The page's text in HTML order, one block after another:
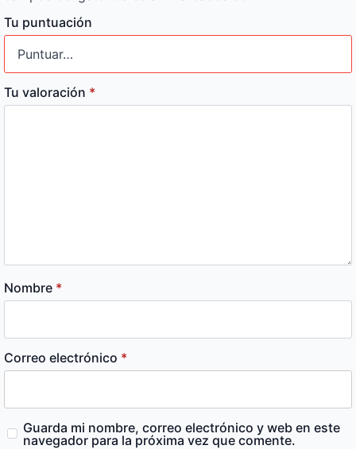
Tu puntuación
Tu valoración *
Nombre *
Correo electrónico *
Guarda mi nombre, correo electrónico y web en este
navegador para la próxima vez que comente.